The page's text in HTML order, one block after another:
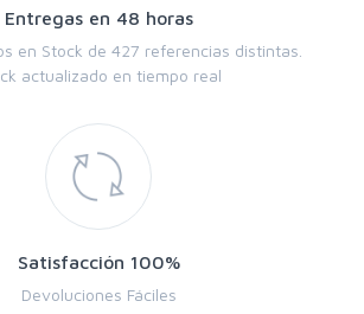
Entregas en 48 horas
en Stock de 427 referencias distintas.
actualizado en tiempo real
Satisfacción 100%
Devoluciones Fáciles